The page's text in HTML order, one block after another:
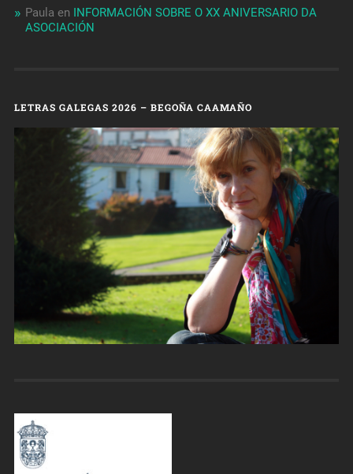
Paula en INFORMACIÓN SOBRE O XX ANIVERSARIO DA
ASOCIACIÓN
LETRAS GALEGAS 2026 – BEGOÑA CAAMAÑO